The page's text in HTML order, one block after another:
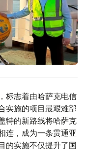
标志着由哈萨克电信
实施的项目最艰难部
特的新路线将哈萨克
连，成为一条贯通亚
的实施不仅提升了国